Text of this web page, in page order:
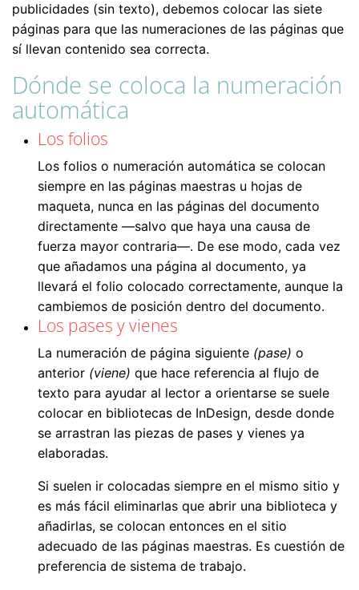
publicidades (sin texto), debemos colocar las siete
páginas para que las numeraciones de las páginas que
sí llevan contenido sea correcta.
Dónde se coloca la numeración
automática
Los folios
Los folios o numeración automática se colocan
siempre en las páginas maestras u hojas de
maqueta, nunca en las páginas del documento
directamente —salvo que haya una causa de
fuerza mayor contraria—. De ese modo, cada vez
que añadamos una página al documento, ya
llevará el folio colocado correctamente, aunque la
cambiemos de posición dentro del documento.
Los pases y vienes
La numeración de página siguiente (pase) o
anterior (viene) que hace referencia al flujo de
texto para ayudar al lector a orientarse se suele
colocar en bibliotecas de InDesign, desde donde
se arrastran las piezas de pases y vienes ya
elaboradas.
Si suelen ir colocadas siempre en el mismo sitio y
es más fácil eliminarlas que abrir una biblioteca y
añadirlas, se colocan entonces en el sitio
adecuado de las páginas maestras. Es cuestión de
preferencia de sistema de trabajo.